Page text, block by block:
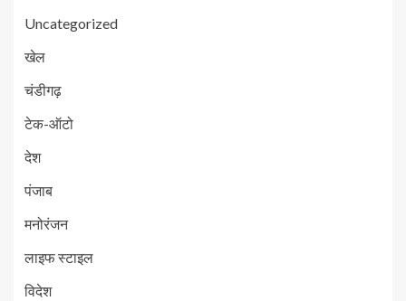
Uncategorized
खेल
चंडीगढ़
टेक-ऑटो
देश
पंजाब
मनोरंजन
लाइफ स्टाइल
विदेश